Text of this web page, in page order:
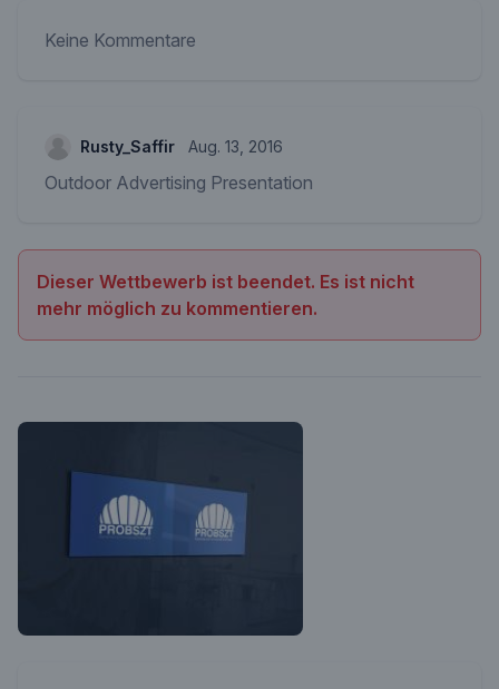
Keine Kommentare
Rusty_Saffir Aug. 13, 2016
Outdoor Advertising Presentation
Dieser Wettbewerb ist beendet. Es ist nicht
mehr möglich zu kommentieren.